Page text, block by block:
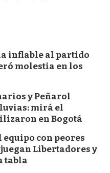
inflable al partido
molestia en los
y Peñarol
mirá el
en Bogotá
equipo con peores
Libertadores y
tabla